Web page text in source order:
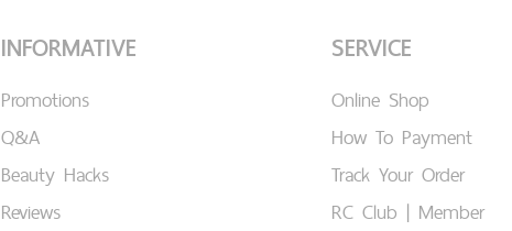
INFORMATIVE
Promotions
Q&A
Beauty Hacks
Reviews
SERVICE
Online Shop
How To Payment
Track Your Order
RC Club | Member